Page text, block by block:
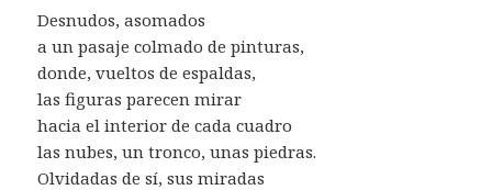
Desnudos, asomados
a un pasaje colmado de pinturas,
donde, vueltos de espaldas,
las figuras parecen mirar
hacia el interior de cada cuadro
las nubes, un tronco, unas piedras.
Olvidadas de sí, sus miradas